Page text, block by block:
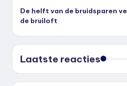
De helft van de bruidsparen
de bruiloft
Laatste reacties